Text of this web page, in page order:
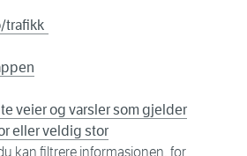
trafikk
veier og varsler som gjelder
eller veldig stor
kan filtrere informasjonen, for